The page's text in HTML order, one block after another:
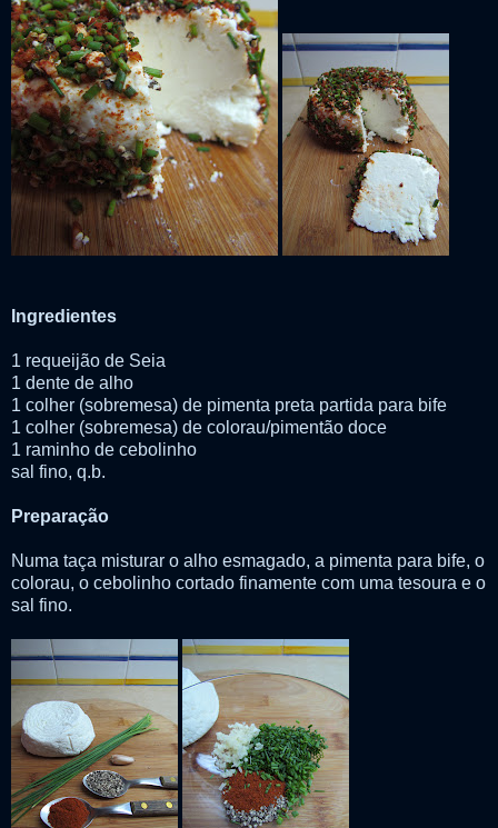
Ingredientes
1 requeijão de Seia
1 dente de alho
1 colher (sobremesa) de pimenta preta partida para bife
1 colher (sobremesa) de colorau/pimentão doce
1 raminho de cebolinho
sal fino, q.b.
Preparação
Numa taça misturar o alho esmagado, a pimenta para bife, o
colorau, o cebolinho cortado finamente com uma tesoura e o
sal fino.